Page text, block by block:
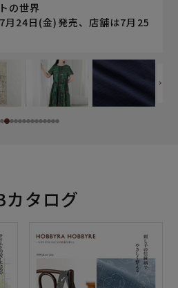
の世界
月24日(金)発売、店舗は7月25
カタログ